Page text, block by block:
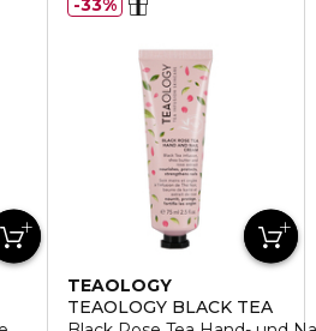
TEAOLOGY
TEAOLOGY BLACK TEA
33%